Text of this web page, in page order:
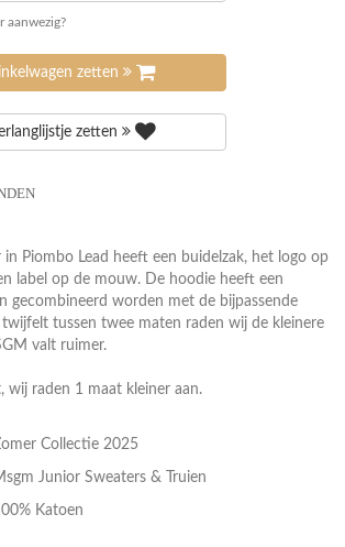
aanwezig?
zetten
zetten
in Piombo Lead heeft een buidelzak, het logo op
label op de mouw. De hoodie heeft een
gecombineerd worden met de bijpassende
twijfelt tussen twee maten raden wij de kleinere
valt ruimer.
wij raden 1 maat kleiner aan.
Collectie 2025
Junior Sweaters & Truien
Katoen